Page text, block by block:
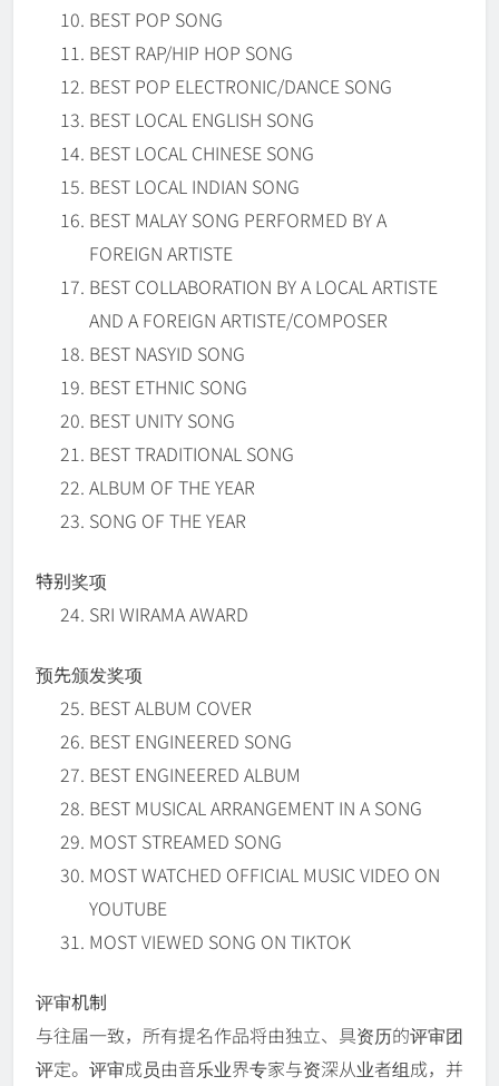
BEST POP SONG
BEST RAP/HIP HOP SONG
BEST POP ELECTRONIC/DANCE SONG
BEST LOCAL ENGLISH SONG
BEST LOCAL CHINESE SONG
BEST LOCAL INDIAN SONG
BEST MALAY SONG PERFORMED BY A
FOREIGN ARTISTE
BEST COLLABORATION BY A LOCAL ARTISTE
AND A FOREIGN ARTISTE/COMPOSER
BEST NASYID SONG
BEST ETHNIC SONG
BEST UNITY SONG
BEST TRADITIONAL SONG
ALBUM OF THE YEAR
SONG OF THE YEAR
特别奖项
SRI WIRAMA AWARD
预先颁发奖项
BEST ALBUM COVER
BEST ENGINEERED SONG
BEST ENGINEERED ALBUM
BEST MUSICAL ARRANGEMENT IN A SONG
MOST STREAMED SONG
MOST WATCHED OFFICIAL MUSIC VIDEO ON
YOUTUBE
MOST VIEWED SONG ON TIKTOK
评审机制
与往届一致，所有提名作品将由独立、具资历的评审团
评定。评审成员由音乐业界专家与资深从业者组成，并